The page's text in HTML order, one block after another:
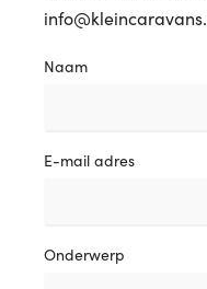
Naam
E-mail adres
Onderwerp